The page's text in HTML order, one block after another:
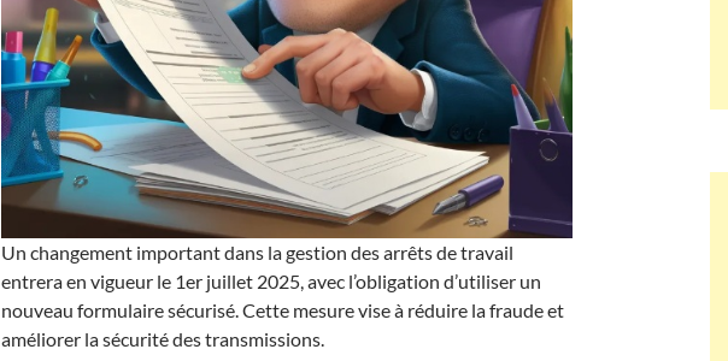
Un changement important dans la gestion des arrêts de travail
entrera en vigueur le 1er juillet 2025, avec l’obligation d’utiliser un
nouveau formulaire sécurisé. Cette mesure vise à réduire la fraude et
améliorer la sécurité des transmissions.